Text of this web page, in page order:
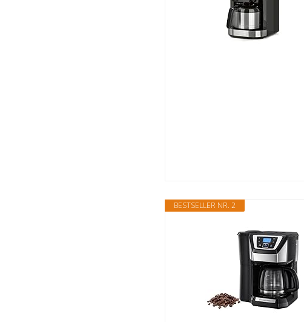
BESTSELLER NR. 2